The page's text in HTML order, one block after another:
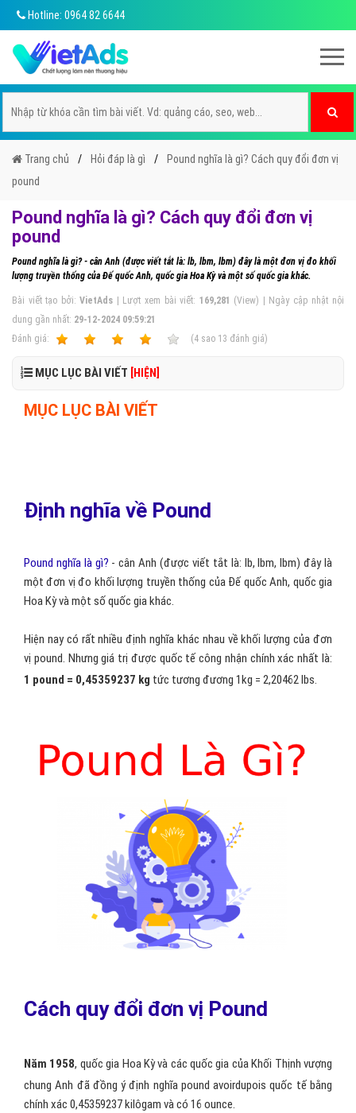
Hotline: 0964 82 6644
Trang chủ Hỏi đáp là gì
Pound nghĩa là gì? Cách quy đổi đơn vị
pound
Pound nghĩa là gì? Cách quy đổi đơn vị
pound
Pound nghĩa là gì? - cân Anh (được viết tắt là: lb, lbm, lbm) đây là một đơn vị đo khối
lượng truyền thống của Đế quốc Anh, quốc gia Hoa Kỳ và một số quốc gia khác.
Bài viết tạo bởi:VietAds | Lượt xem bài viết: 169,281 (View) | Ngày cập nhật nội
dung gần nhất: 29-12-2024 09:59:21
Ðánh giá:
(4 sao 13 đánh giá)
MỤC LỤC BÀI VIẾT [HIỆN]
MỤC LỤC BÀI VIẾT
Định nghĩa về Pound
Pound nghĩa là gì? - cân Anh (được viết tắt là: lb, lbm, lbm) đây là
một đơn vị đo khối lượng truyền thống của Đế quốc Anh, quốc gia
Hoa Kỳ và một số quốc gia khác.
Hiện nay có rất nhiều định nghĩa khác nhau về khối lượng của đơn
vị pound. Nhưng giá trị được quốc tế công nhận chính xác nhất là:
1 pound = 0,45359237 kg tức tương đương 1kg = 2,20462 Ibs.
Cách quy đổi đơn vị Pound
Năm 1958, quốc gia Hoa Kỳ và các quốc gia của Khối Thịnh vượng
chung Anh đã đồng ý định nghĩa pound avoirdupois quốc tế bằng
chính xác 0,45359237 kilôgam và có 16 ounce.